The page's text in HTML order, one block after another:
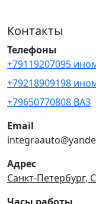
Контакты
Телефоны
+79119207095
+79218909198
+79650770808 ВАЗ
Email
Адрес
Санкт-Петербург,